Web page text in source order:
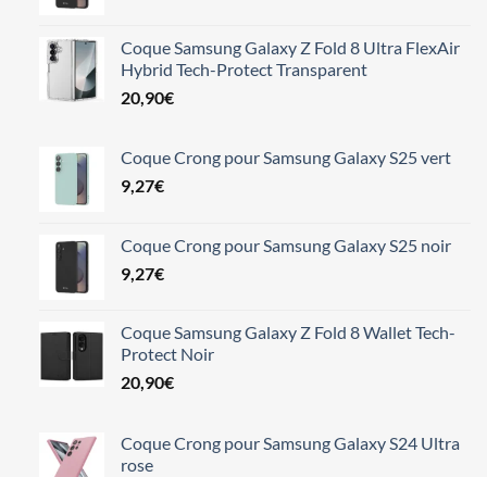
Coque Samsung Galaxy Z Fold 8 Ultra FlexAir
Hybrid Tech-Protect Transparent
20,90€
Coque Crong pour Samsung Galaxy S25 vert
9,27€
Coque Crong pour Samsung Galaxy S25 noir
9,27€
Coque Samsung Galaxy Z Fold 8 Wallet Tech-
Protect Noir
20,90€
Coque Crong pour Samsung Galaxy S24 Ultra
rose